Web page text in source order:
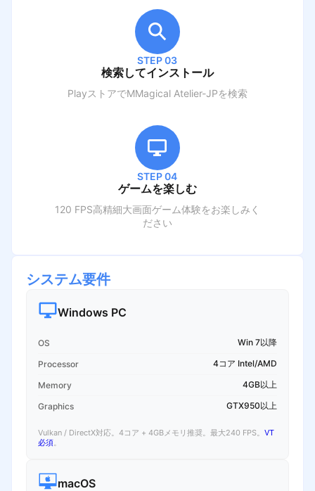
STEP 03
検索してインストール
PlayストアでMMagical Atelier-JPを検索
STEP 04
ゲームを楽しむ
120 FPS高精細大画面ゲーム体験をお楽しみく
ださい
システム要件
Windows PC
OS Win 7以降
Processor 4コア Intel/AMD
Memory 4GB以上
Graphics GTX950以上
Vulkan / DirectX対応。4コア + 4GBメモリ推奨。最大240 FPS。 VT
必須。
macOS